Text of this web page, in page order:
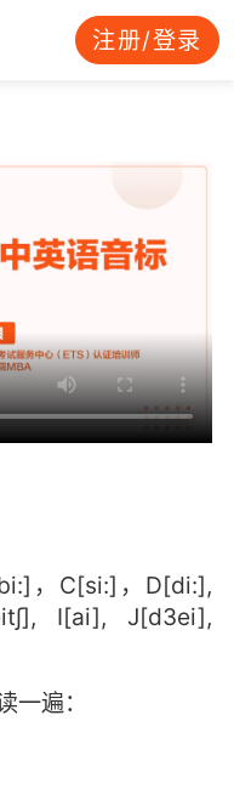
注册/登录
，C[si:]，D[di:],
I[ai], J[d3ei],
遍：